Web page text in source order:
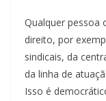
Qualquer pessoa
direito, por
sindicais, da
da linha de
Isso é